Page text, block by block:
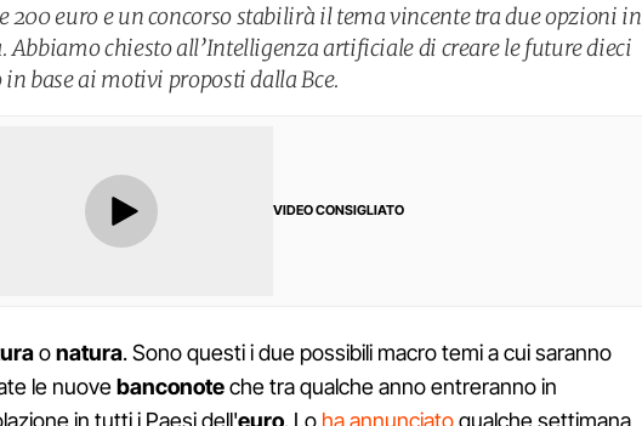
200 euro e un concorso stabilirà il tema vincente tra due opzioni in
Abbiamo chiesto all’Intelligenza artificiale di creare le future dieci
in base ai motivi proposti dalla Bce.
VIDEO CONSIGLIATO
onatura. Sono questi i due possibili macro temi a cui saranno
le nuovebanconoteche tra qualche anno entreranno in
in tutti i Paesi dell'euro. Lo ha annunciatoqualche settimana